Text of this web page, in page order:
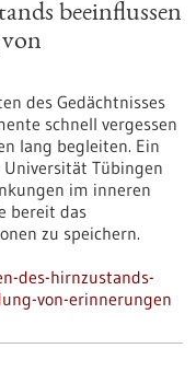
beeinflussen
des Gedächtnisses
schnell vergessen
lang begleiten. Ein
Universität Tübingen
im inneren
bereit das
zu speichern.
des-hirnzustands-
von-erinnerungen